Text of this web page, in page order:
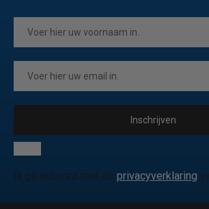
Inschrijven
Ik ga akkoord met de privacyverklaring